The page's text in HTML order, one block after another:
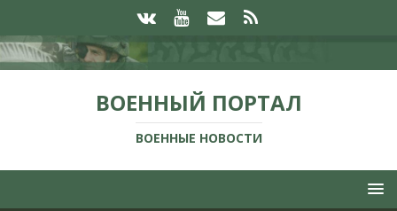
ВОЕННЫЙ ПОРТАЛ
ВОЕННЫЕ НОВОСТИ